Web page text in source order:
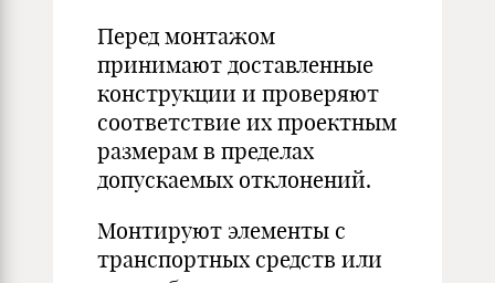
Перед монтажом
принимают доставленные
конструкции и проверяют
соответствие их проектным
размерам в пределах
допускаемых отклонений.
Монтируют элементы с
транспортных средств или